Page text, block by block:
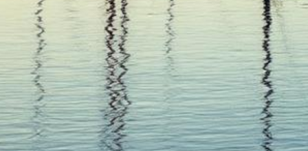
Everett Abogados de Ley Limón